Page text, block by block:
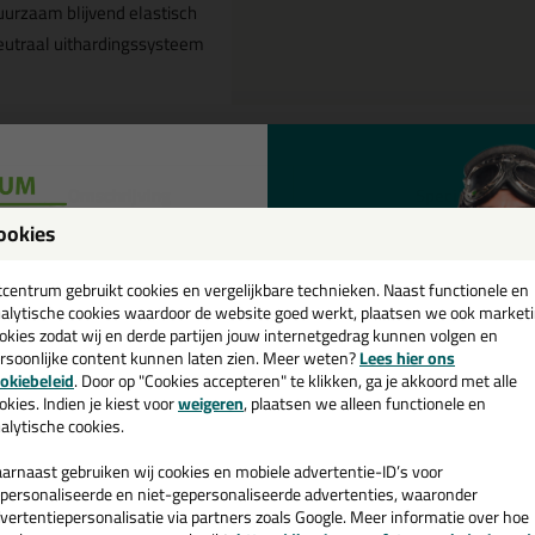
blijvend elastisch
uithardingssysteem
Specificaties
310ml in Donker
je Quadroseal 310ml in een specifieke kleur? Gevonden! Deze
voor verschillende toepassingen. Een professioneel en
310ml in de kleur Donker Manhattan vandaag nog! Op
je meer weten over de toepassing en kenmerken van dit product?
gebruikt cookies en vergelijkbare technieken. Naast functionele en
cookies waardoor de website goed werkt, plaatsen we ook
zodat wij en derde partijen jouw internetgedrag kunnen volgen en
content kunnen laten zien. Meer weten?Lees hier ons
. Door op "Cookies accepteren" te klikken, ga je akkoord met alle
Indien je kiest voorweigeren, plaatsen we alleen functionele en
cookies.
gebruiken wij cookies en mobiele advertentie-ID’s voor
en niet-gepersonaliseerde advertenties, waaronder
via partners zoals Google. Meer informatie over hoe
💚
en ontvang een
€35,-bij je eerste bestelling!